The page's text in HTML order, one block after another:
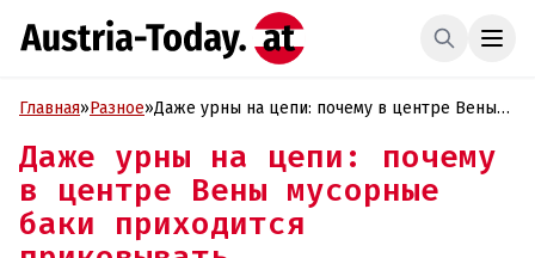
Главная»Разное»Даже урны на цепи: почему в центре Вены
Даже урны на цепи: почему
в центре Вены мусорные
баки приходится